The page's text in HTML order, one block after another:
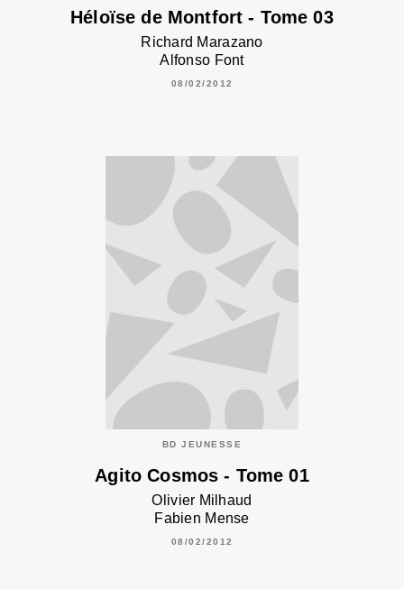
Héloïse de Montfort - Tome 03
Richard Marazano
Alfonso Font
08/02/2012
BD JEUNESSE
Agito Cosmos - Tome 01
Olivier Milhaud
Fabien Mense
08/02/2012